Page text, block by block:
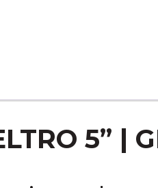
5” |